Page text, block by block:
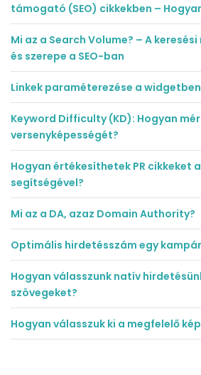
támogató (SEO) cikkekben –
Mi az a Search Volume? – A
és szerepe a SEO-ban
Linkek paraméterezése a widgetben
Keyword Difficulty (KD): Hogyan
versenyképességét?
Hogyan értékesíthetek PR cikkeket
segítségével?
Mi az a DA, azaz Domain Authority?
Optimális hirdetésszám egy
Hogyan válasszunk natív
szövegeket?
Hogyan válasszuk ki a megfelelő